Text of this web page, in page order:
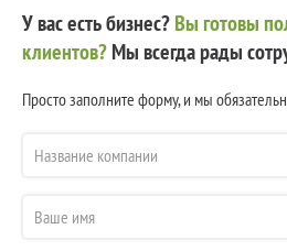
У вас есть бизнес?Вы готовы
клиентов?Мы всегда рады
Просто заполните форму, и мы